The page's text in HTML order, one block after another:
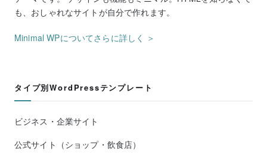
も、おしゃれなサイトが自分で作れます。
Minimal WPについてさらに詳しく ＞
タイプ別WordPressテンプレート
ビジネス・企業サイト
公式サイト（ショップ・飲食店）